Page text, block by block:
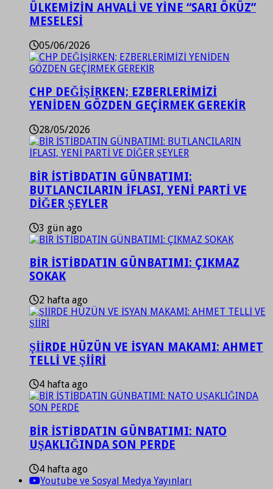
ÜLKEMİZİN AHVALİ VE YİNE “SARI ÖKÜZ”
MESELESİ
05/06/2026
CHP DEĞİŞİRKEN; EZBERLERİMİZİ
YENİDEN GÖZDEN GEÇİRMEK GEREKİR
28/05/2026
BİR İSTİBDATIN GÜNBATIMI:
BUTLANCILARIN İFLASI, YENİ PARTİ VE
DİĞER ŞEYLER
3 gün ago
BİR İSTİBDATIN GÜNBATIMI: ÇIKMAZ
SOKAK
2 hafta ago
ŞİİRDE HÜZÜN VE İSYAN MAKAMI: AHMET
TELLİ VE ŞİİRİ
4 hafta ago
BİR İSTİBDATIN GÜNBATIMI: NATO
UŞAKLIĞINDA SON PERDE
4 hafta ago
Youtube ve Sosyal Medya Yayınları